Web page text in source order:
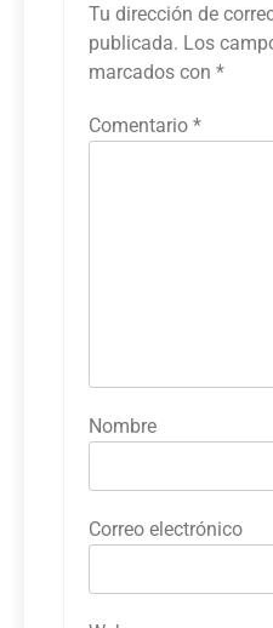
Tu dirección de
publicada. Los
marcados con *
Comentario *
Nombre
Correo electrónico